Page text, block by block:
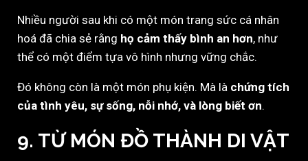
Nhiều người sau khi có một món trang sức cá nhân
hoá đã chia sẻ rằng họ cảm thấy bình an hơn, như
thể có một điểm tựa vô hình nhưng vững chắc.
Đó không còn là một món phụ kiện. Mà là chứng tích
của tình yêu, sự sống, nỗi nhớ, và lòng biết ơn.
9. TỪ MÓN ĐỒ THÀNH DI VẬT